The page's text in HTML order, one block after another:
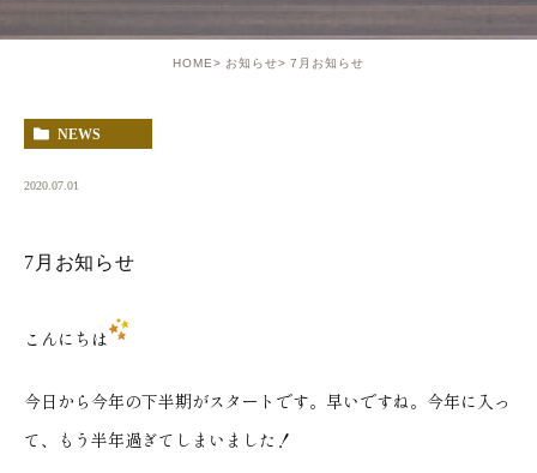
HOME お知らせ 7月お知らせ
NEWS
2020.07.01
7月お知らせ
こんにちは
今日から今年の下半期がスタートです。早いですね。今年に入っ
て、もう半年過ぎてしまいました！